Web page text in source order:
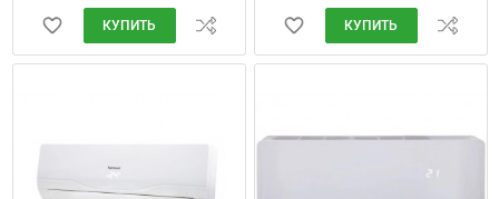
КУПИТЬ КУПИТЬ